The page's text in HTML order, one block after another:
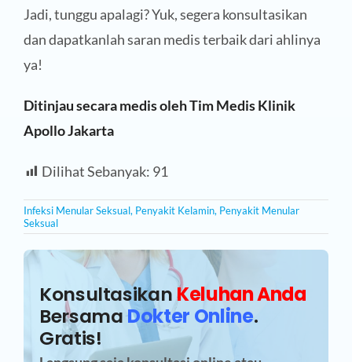
Jadi, tunggu apalagi? Yuk, segera konsultasikan
dan dapatkanlah saran medis terbaik dari ahlinya
ya!
Ditinjau secara medis oleh Tim Medis Klinik
Apollo Jakarta
Dilihat Sebanyak: 91
Infeksi Menular Seksual, Penyakit Kelamin, Penyakit Menular
Seksual
KonsultasikanKeluhan Anda
BersamaDokter Online.
Gratis!